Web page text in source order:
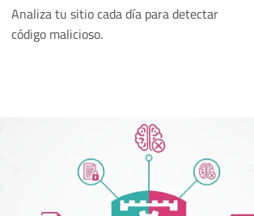
Analiza tu sitio cada día para detectar
código malicioso.